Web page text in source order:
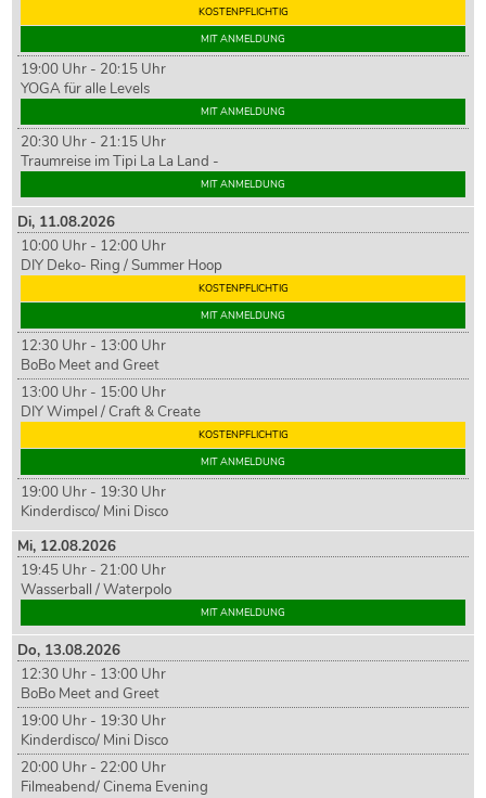
KOSTENPFLICHTIG
MIT ANMELDUNG
19:00 Uhr - 20:15 Uhr
YOGA für alle Levels
MIT ANMELDUNG
20:30 Uhr - 21:15 Uhr
Traumreise im Tipi La La Land -
MIT ANMELDUNG
Di, 11.08.2026
10:00 Uhr - 12:00 Uhr
DIY Deko- Ring / Summer Hoop
KOSTENPFLICHTIG
MIT ANMELDUNG
12:30 Uhr - 13:00 Uhr
BoBo Meet and Greet
13:00 Uhr - 15:00 Uhr
DIY Wimpel / Craft & Create
KOSTENPFLICHTIG
MIT ANMELDUNG
19:00 Uhr - 19:30 Uhr
Kinderdisco/ Mini Disco
Mi, 12.08.2026
19:45 Uhr - 21:00 Uhr
Wasserball / Waterpolo
MIT ANMELDUNG
Do, 13.08.2026
12:30 Uhr - 13:00 Uhr
BoBo Meet and Greet
19:00 Uhr - 19:30 Uhr
Kinderdisco/ Mini Disco
20:00 Uhr - 22:00 Uhr
Filmeabend/ Cinema Evening